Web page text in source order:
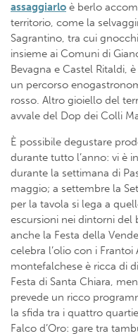
assaggiarlo è berlo
territorio, come la
Sagrantino, tra cui
insieme ai Comuni di
Bevagna e Castel Ritaldi,
un percorso
rosso. Altro gioiello del
avvale del Dop dei Colli
È possibile degustare
durante tutto l’anno: vi è
durante la settimana di
maggio; a settembre la
per la tavola si lega a
escursioni nei dintorni del
anche la Festa della
celebra l’olio con i Frantoi
montefalchese è ricca di
Festa di Santa Chiara,
prevede un ricco
la sfida tra i quattro
Falco d’Oro: gare tra